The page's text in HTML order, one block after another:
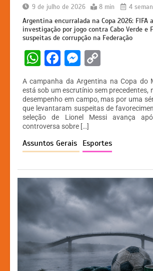
9 de julho de 2026 8 min 4
Argentina encurralada na Copa 2026: FIFA
investigação por jogo contra Cabo Verde e
suspeitas de corrupção na Federação
W
at
s
A
p
p
F
a
c
e
b
o
o
k
M
s
s
e
n
g
er
p
y
Li
n
k
A campanha da Argentina na Copa do
está sob um escrutínio sem precedentes,
desempenho em campo, mas por uma
que levantaram suspeitas de
seleção de Lionel Messi avança
controversa sobre […]
Assuntos Gerais Esportes